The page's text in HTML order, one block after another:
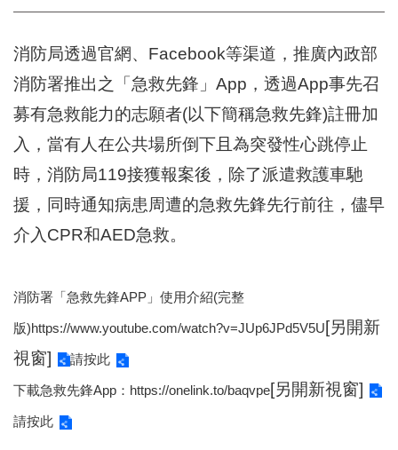
整
檢
索
系
文
化
局
化
資
產
北
區
里
說
臺
消防局透過官網、Facebook等渠道，推廣內政部
消防署推出之「急救先鋒」App，透過App事先召
募有急救能力的志願者(以下簡稱急救先鋒)註冊加
入，當有人在公共場所倒下且為突發性心跳停止
時，消防局119接獲報案後，除了派遣救護車馳
援，同時通知病患周遭的急救先鋒先行前往，儘早
介入CPR和AED急救。
消防署「急救先鋒APP」使用介紹(完整
版)https://www.youtube.com/watch?v=JUp6JPd5V5U[另開新
視窗]
請按此
下載急救先鋒App：https://onelink.to/baqvpe[另開新視窗]
請按此